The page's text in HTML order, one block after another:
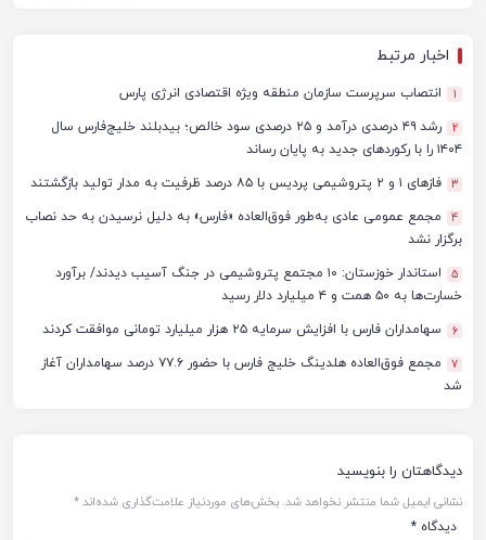
اخبار مرتبط
1 انتصاب سرپرست سازمان منطقه ویژه اقتصادی انرژی پارس
2
رشد ۴۹ درصدی درآمد و ۲۵ درصدی سود خالص؛ بیدبلند خلیج‌فارس سال
۱۴۰۴ را با رکوردهای جدید به پایان رساند
3 فازهای ۱ و ۲ پتروشیمی پردیس با ۸۵ درصد ظرفیت به مدار تولید بازگشتند
4
مجمع عمومی عادی به‌طور فوق‌العاده «فارس» به دلیل نرسیدن به حد نصاب
برگزار نشد
5
استاندار خوزستان: ۱۰ مجتمع پتروشیمی در جنگ آسیب دیدند/ برآورد
خسارت‌ها به ۵۰ همت و ۴ میلیارد دلار رسید
6 سهامداران فارس با افزایش سرمایه ۲۵ هزار میلیارد تومانی موافقت کردند
7
مجمع فوق‌العاده هلدینگ خلیج فارس با حضور ۷۷.۶ درصد سهامداران آغاز
شد
دیدگاهتان را بنویسید
نشانی ایمیل شما منتشر نخواهد شد. بخش‌های موردنیاز علامت‌گذاری شده‌اند*
دیدگاه *